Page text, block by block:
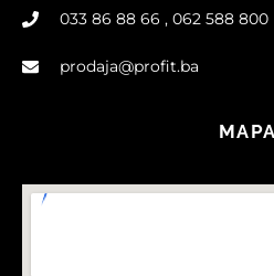
033 86 88 66 , 062 588 800
prodaja@profit.ba
MAPA